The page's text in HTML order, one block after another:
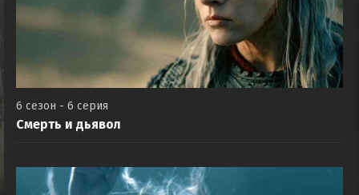
6 сезон - 6 серия
Смерть и дьявол